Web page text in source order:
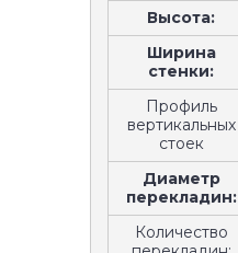
Высота:
Ширина
стенки:
Профиль
вертикальных
стоек
Диаметр
перекладин:
Количество